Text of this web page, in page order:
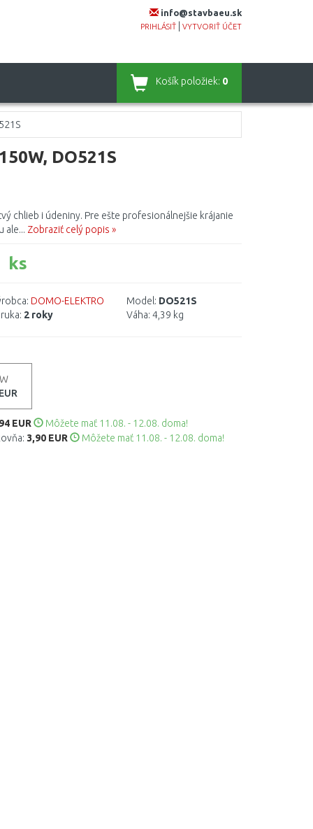
info@stavbaeu.sk
PRIHLÁSIŤ VYTVORIŤ ÚČET
Košík položiek: 0
DO521S
chlieb i údeniny. Pre ešte profesionálnejšie krájanie
ale... Zobraziť celý popis »
ks
DOMO-ELEKTRO
2 roky
Model: DO521S
Váha: 4,39 kg
EUR
Môžete mať 11.08. - 12.08. doma!
3,90 EUR Môžete mať 11.08. - 12.08. doma!